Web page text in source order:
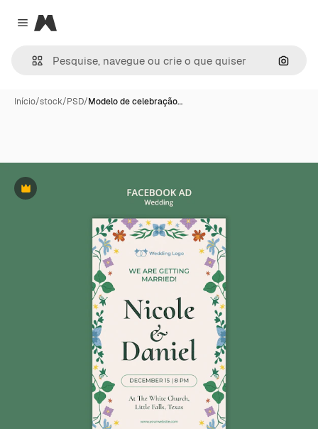
Close menu
Magnific
Início/stock/PSD/Modelo de celebração…
Premium